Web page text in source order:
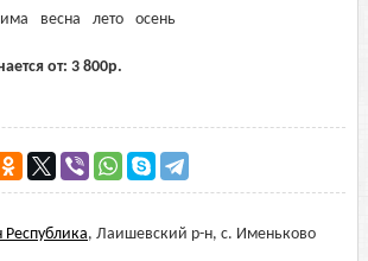
весна лето осень
от: 3 800р.
Республика, Лаишевский р-н, с. Именьково